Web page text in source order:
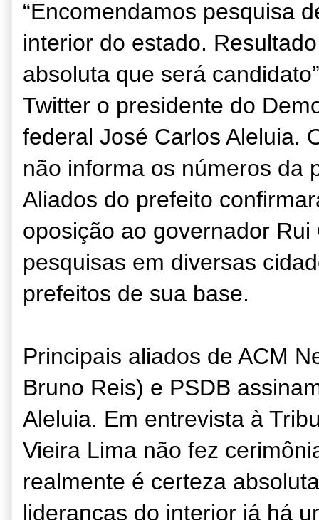
“Encomendamos pesquisa
interior do estado.
absoluta que será
Twitter o presidente do
federal José Carlos Aleluia.
não informa os números da
Aliados do prefeito
oposição ao governador
pesquisas em diversas
prefeitos de sua base.
Principais aliados de ACM
Bruno Reis) e PSDB
Aleluia. Em entrevista à
Vieira Lima não fez
realmente é certeza
lideranças do interior já há